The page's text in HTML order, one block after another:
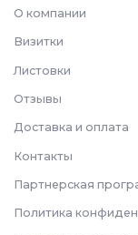
О компании
Визитки
Листовки
Отзывы
Доставка и оплата
Контакты
Партнерская
Политика